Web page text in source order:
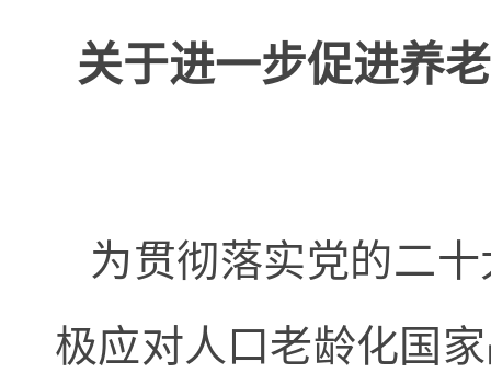
关于进一步促进养
为贯彻落实党的二
极应对人口老龄化国